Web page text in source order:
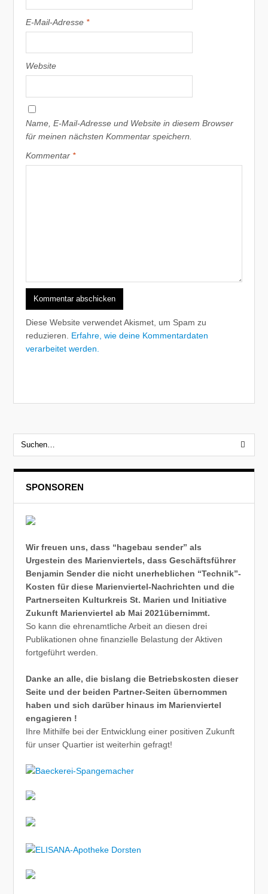
E-Mail-Adresse *
Website
Name, E-Mail-Adresse und Website in diesem Browser
für meinen nächsten Kommentar speichern.
Kommentar *
Diese Website verwendet Akismet, um Spam zu
reduzieren. Erfahre, wie deine Kommentardaten
verarbeitet werden.
SPONSOREN
Wir freuen uns, dass “hagebau sender” als
Urgestein des Marienviertels, dass Geschäftsführer
Benjamin Sender die nicht unerheblichen “Technik”-
Kosten für diese Marienviertel-Nachrichten und die
Partnerseiten Kulturkreis St. Marien und Initiative
Zukunft Marienviertel ab Mai 2021übernimmt.
So kann die ehrenamtliche Arbeit an diesen drei
Publikationen ohne finanzielle Belastung der Aktiven
fortgeführt werden.
Danke an alle, die bislang die Betriebskosten dieser
Seite und der beiden Partner-Seiten übernommen
haben und sich darüber hinaus im Marienviertel
engagieren !
Ihre Mithilfe bei der Entwicklung einer positiven Zukunft
für unser Quartier ist weiterhin gefragt!